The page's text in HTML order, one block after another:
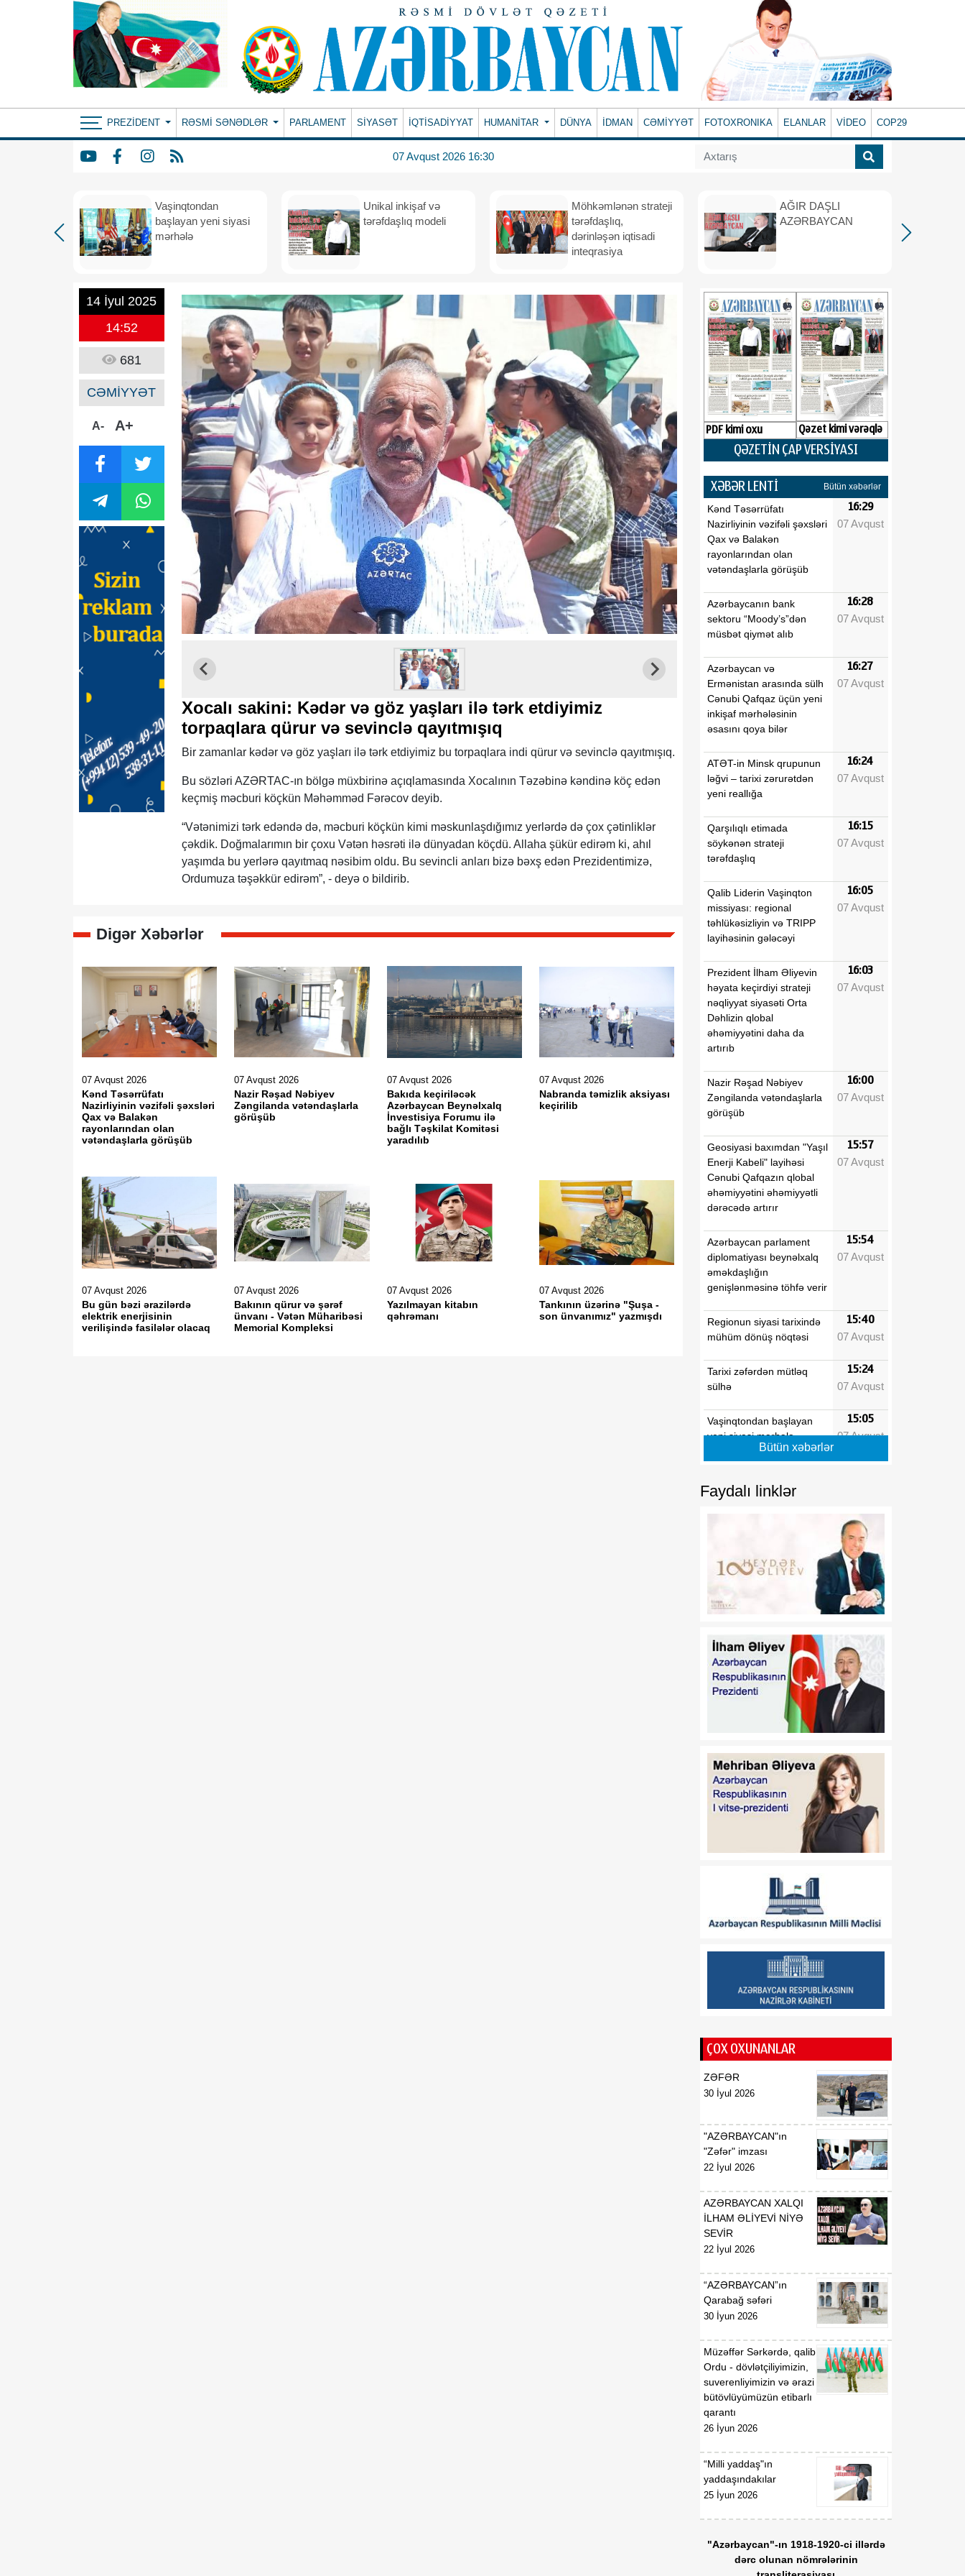
PREZIDENT RƏSMI SƏNƏDLƏR PARLAMENT SİYASƏT İQTİSADİYYAT HUMANITAR DÜNYA İDMAN CƏMİYYƏT FOTOXRONIKA ELANLAR VİDEO COP29
07 Avqust 2026 16:30
Vaşinqtondan
başlayan yeni siyasi
mərhələ
Unikal inkişaf və
tərəfdaşlıq modeli
Möhkəmlənən strateji
tərəfdaşlıq,
dərinləşən iqtisadi
inteqrasiya
AĞIR DAŞLI
AZƏRBAYCAN
14 İyul 2025
14:52
681
CƏMİYYƏT
A- A+
Xocalı sakini: Kədər və göz yaşları ilə tərk etdiyimiz
torpaqlara qürur və sevinclə qayıtmışıq
Bir zamanlar kədər və göz yaşları ilə tərk etdiyimiz bu torpaqlara indi qürur və sevinclə qayıtmışıq.
Bu sözləri AZƏRTAC-ın bölgə müxbirinə açıqlamasında Xocalının Təzəbinə kəndinə köç edən
keçmiş məcburi köçkün Məhəmməd Fərəcov deyib.
“Vətənimizi tərk edəndə də, məcburi köçkün kimi məskunlaşdığımız yerlərdə də çox çətinliklər
çəkdik. Doğmalarımın bir çoxu Vətən həsrəti ilə dünyadan köçdü. Allaha şükür edirəm ki, ahıl
yaşımda bu yerlərə qayıtmaq nəsibim oldu. Bu sevincli anları bizə bəxş edən Prezidentimizə,
Ordumuza təşəkkür edirəm”, - deyə o bildirib.
Digər Xəbərlər
07 Avqust 2026
Kənd Təsərrüfatı
Nazirliyinin vəzifəli şəxsləri
Qax və Balakən
rayonlarından olan
vətəndaşlarla görüşüb
07 Avqust 2026
Nazir Rəşad Nəbiyev
Zəngilanda vətəndaşlarla
görüşüb
07 Avqust 2026
Bakıda keçiriləcək
Azərbaycan Beynəlxalq
İnvestisiya Forumu ilə
bağlı Təşkilat Komitəsi
yaradılıb
07 Avqust 2026
Nabranda təmizlik aksiyası
keçirilib
07 Avqust 2026
Bu gün bəzi ərazilərdə
elektrik enerjisinin
verilişində fasilələr olacaq
07 Avqust 2026
Bakının qürur və şərəf
ünvanı - Vətən Müharibəsi
Memorial Kompleksi
07 Avqust 2026
Yazılmayan kitabın
qəhrəmanı
07 Avqust 2026
Tankının üzərinə "Şuşa -
son ünvanımız" yazmışdı
PDF kimi oxu Qəzet kimi vərəqlə
QƏZETİN ÇAP VERSİYASI
XƏBƏR LENTİ Bütün xəbərlər
Kənd Təsərrüfatı
Nazirliyinin vəzifəli şəxsləri
Qax və Balakən
rayonlarından olan
vətəndaşlarla görüşüb
16:29
07 Avqust
Azərbaycanın bank
sektoru “Moody’s”dən
müsbət qiymət alıb
16:28
07 Avqust
Azərbaycan və
Ermənistan arasında sülh
Cənubi Qafqaz üçün yeni
inkişaf mərhələsinin
əsasını qoya bilər
16:27
07 Avqust
ATƏT-in Minsk qrupunun
ləğvi – tarixi zərurətdən
yeni reallığa
16:24
07 Avqust
Qarşılıqlı etimada
söykənən strateji
tərəfdaşlıq
16:15
07 Avqust
Qalib Liderin Vaşinqton
missiyası: regional
təhlükəsizliyin və TRIPP
layihəsinin gələcəyi
16:05
07 Avqust
Prezident İlham Əliyevin
həyata keçirdiyi strateji
nəqliyyat siyasəti Orta
Dəhlizin qlobal
əhəmiyyətini daha da
artırıb
16:03
07 Avqust
Nazir Rəşad Nəbiyev
Zəngilanda vətəndaşlarla
görüşüb
16:00
07 Avqust
Geosiyasi baxımdan "Yaşıl
Enerji Kabeli" layihəsi
Cənubi Qafqazın qlobal
əhəmiyyətini əhəmiyyətli
dərəcədə artırır
15:57
07 Avqust
Azərbaycan parlament
diplomatiyası beynəlxalq
əməkdaşlığın
genişlənməsinə töhfə verir
15:54
07 Avqust
Regionun siyasi tarixində
mühüm dönüş nöqtəsi
15:40
07 Avqust
Tarixi zəfərdən mütləq
sülhə
15:24
07 Avqust
Vaşinqtondan başlayan
yeni siyasi mərhələ
15:05
07 Avqust
uzunmüddətli sülh və
iqtisadi inteqrasiyanın
başlanğıcı
adamı qətlə yetirəndən
13:39
07 Avqust
Bakıda keçiriləcək
İnvestisiya Forumu ilə
bağlı Təşkilat Komitəsi
yaradılıb
13:26
paraflanan sülh sənədi
geosiyasi mərhələnin
əsasını qoyub
07 Avqust
“Ayaks”ın sabiq baş
13:23
07 Avqust
istifadə olunan əsas
xammala gömrük rüsumu
tətbiq edilib
Türkiyədə cinayətə sövq
edilən uşaqlarla bağlı yeni
qanun qəbul olunur
zərər vurub
13:19
Bütün xəbərlər
Faydalı linklər
ÇOX OXUNANLAR
ZƏFƏR
30 İyul 2026
"AZƏRBAYCAN"ın
"Zəfər" imzası
22 İyul 2026
AZƏRBAYCAN XALQI
İLHAM ƏLİYEVİ NİYƏ
SEVİR
22 İyul 2026
“AZƏRBAYCAN”ın
Qarabağ səfəri
30 İyun 2026
Müzəffər Sərkərdə, qalib
Ordu - dövlətçiliyimizin,
suverenliyimizin və ərazi
bütövlüyümüzün etibarlı
qarantı
26 İyun 2026
“Milli yaddaş"ın
yaddaşındakılar
25 İyun 2026
"Azərbaycan"-ın 1918-1920-ci illərdə
dərc olunan nömrələrinin